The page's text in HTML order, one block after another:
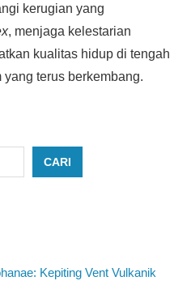
kerugian yang
, menjaga kelestarian
kualitas hidup di tengah
terus berkembang.
CARI
Kepiting Vent Vulkanik